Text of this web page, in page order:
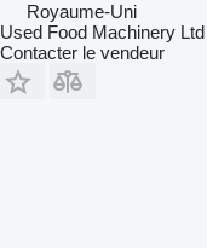
Royaume-Uni
Used Food Machinery Ltd
Contacter le vendeur